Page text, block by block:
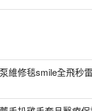
維修毯smile全飛秒